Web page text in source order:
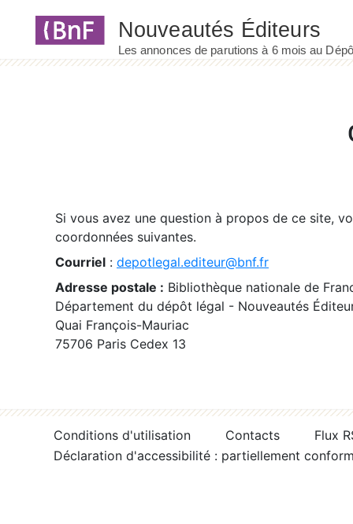
Si vous avez une question à propos de ce site,
coordonnées suivantes.
Courriel : depotlegal.editeur@bnf.fr
Adresse postale : Bibliothèque nationale de
Département du dépôt légal - Nouveautés
Quai François-Mauriac
75706 Paris Cedex 13
Conditions d'utilisation Contacts
Flux
Déclaration d'accessibilité : partiellement